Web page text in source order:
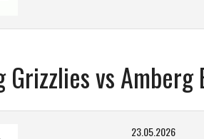
Grizzlies vs Amberg
23.05.2026